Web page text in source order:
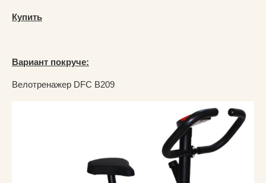
Купить
Вариант покруче:
Велотренажер DFC B209